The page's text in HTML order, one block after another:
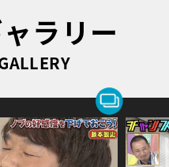
ラリー